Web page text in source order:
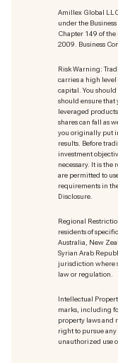
Amillex Global
under the
Chapter 149 of the
2009. Business
Risk Warning:
carries a high level
capital. You should
should ensure that
leveraged
shares can fall as
you originally put
results. Before
investment
necessary. It is
are permitted to
requirements in
Disclosure.
Regional
residents of
Australia, New
Syrian Arab
jurisdiction where
law or regulation.
Intellectual
marks, including
property laws and
right to pursue
unauthorized use